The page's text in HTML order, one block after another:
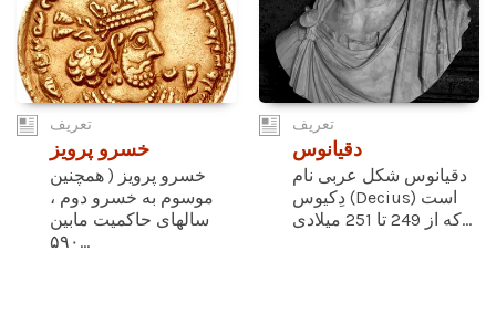
تعریف
خسرو پرویز
خسرو پرویز ( همچنین
موسوم به خسرو دوم ،
سالهای حاکمیت مابین
۵۹۰...
تعریف
دقیانوس
دقیانوس شکل عربی نام
دِکیوس (Decius) است
که از 249 تا 251 میلادی...